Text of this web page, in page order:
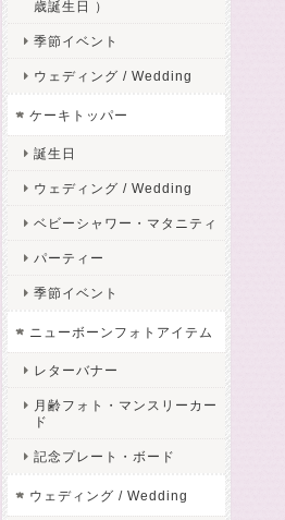
歳誕生日 ）
季節イベント
ウェディング / Wedding
ケーキトッパー
誕生日
ウェディング / Wedding
ベビーシャワー・マタニティ
パーティー
季節イベント
ニューボーンフォトアイテム
レターバナー
月齢フォト・マンスリーカー
ド
記念プレート・ボード
ウェディング / Wedding